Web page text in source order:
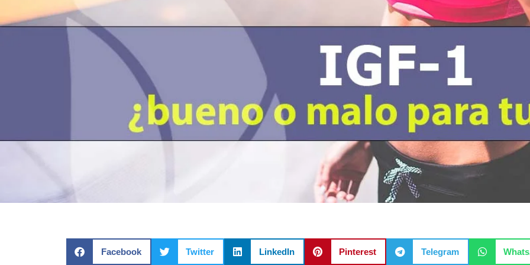
Facebook Twitter LinkedIn Pinterest Telegram